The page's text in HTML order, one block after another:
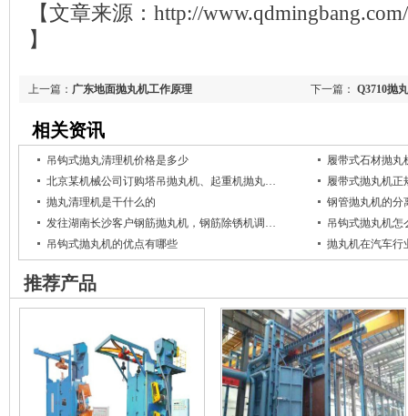
【文章来源：http://
】
下一篇： Q3710抛
上一篇： 广东地面抛丸机工作原理
相关资讯
吊钩式抛丸清理机价格是多少
履带式石材抛丸
北京某机械公司订购塔吊抛丸机、起重机抛丸…
履带式抛丸机正
抛丸清理机是干什么的
钢管抛丸机的分
发往湖南长沙客户钢筋抛丸机，钢筋除锈机调…
吊钩式抛丸机怎
吊钩式抛丸机的优点有哪些
抛丸机在汽车行
推荐产品